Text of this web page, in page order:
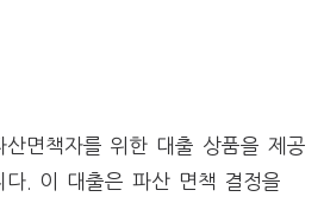
산면책자를 위한 대출 상품을 제공
다. 이 대출은 파산 면책 결정을